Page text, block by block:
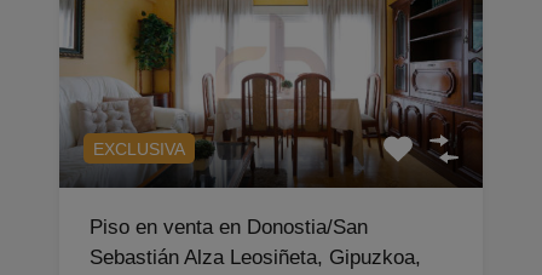
EXCLUSIVA
Piso en venta en Donostia/San
Sebastián Alza Leosiñeta, Gipuzkoa,